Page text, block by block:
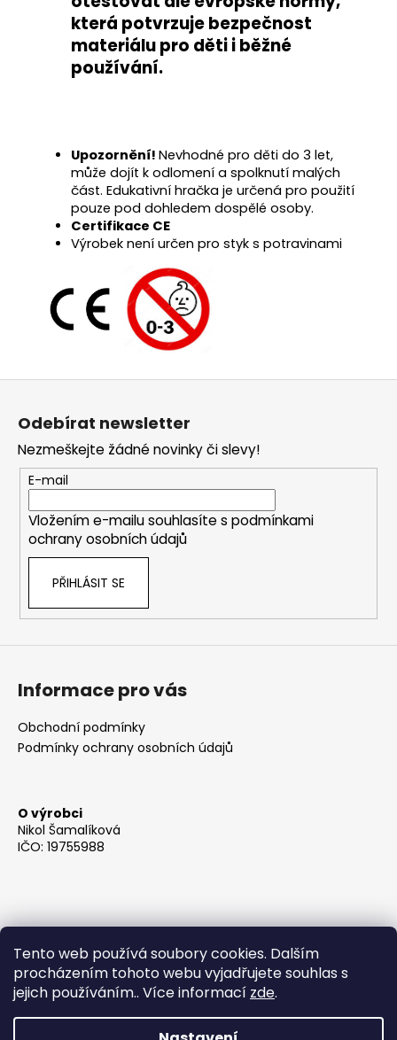
Tento web používá soubory cookies. Dalším
procházením tohoto webu vyjadřujete souhlas s
jejich používáním.. Více informací zde.
která potvrzujebezpečnost
materiálu pro děti i běžné
používání.
Upozornění! Nevhodné pro děti do 3 let,
může dojít k odlomení a spolknutí malých
část. Edukativní hračka je určená pro použití
pouze pod dohledem dospělé osoby.
Certifikace CE
Výrobek není určen pro styk s potravinami
Z
Odebírat newsletter
Nezmeškejte žádné novinky či slevy!
E-mail
Vložením e-mailu souhlasíte s podmínkami
ochrany osobních údajů
PŘIHLÁSIT SE
Informace pro vás
Obchodní podmínky
Podmínky ochrany osobních údajů
O výrobci
Nikol Šamalíková
IČO: 19755988